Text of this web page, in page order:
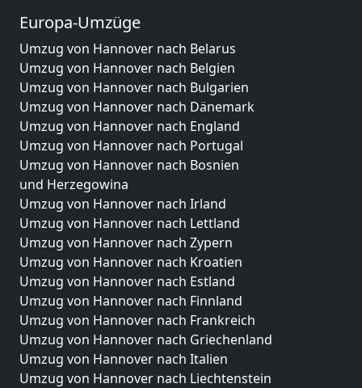
Europa-Umzüge
Umzug von Hannover nach Belarus
Umzug von Hannover nach Belgien
Umzug von Hannover nach Bulgarien
Umzug von Hannover nach Dänemark
Umzug von Hannover nach England
Umzug von Hannover nach Portugal
Umzug von Hannover nach Bosnien
und Herzegowina
Umzug von Hannover nach Irland
Umzug von Hannover nach Lettland
Umzug von Hannover nach Zypern
Umzug von Hannover nach Kroatien
Umzug von Hannover nach Estland
Umzug von Hannover nach Finnland
Umzug von Hannover nach Frankreich
Umzug von Hannover nach Griechenland
Umzug von Hannover nach Italien
Umzug von Hannover nach Liechtenstein